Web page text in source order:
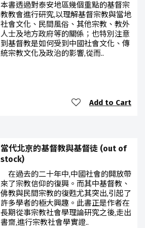
本書透過對泰安地區幾個重點的基督宗
教教會進行研究,以理解基督宗教與當地
社會文化、民間風俗、其他宗教、教外
人士及地方政府等的關係；也特別注意
到基督教是如何受到中國社會文化、傳
統宗教文化及政治的影響,從而..
Add to Cart
當代北京的基督教與基督徒 (out of
stock)
在過去的二十年中,中國社會的開放帶
來了宗教信仰的復興。而其中基督教、
佛教與民間宗教的復甦尤其突出,引起了
許多學者的極大興趣。此書正是作者在
長期從事宗教社會學理論研究之後,走出
書齋,進行宗教社會學實證..